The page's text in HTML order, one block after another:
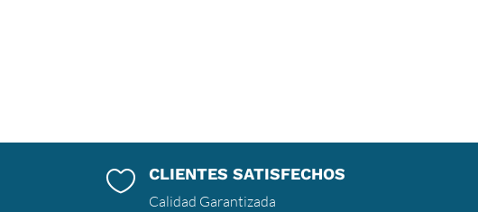
 CLIENTES SATISFECHOS
Calidad Garantizada